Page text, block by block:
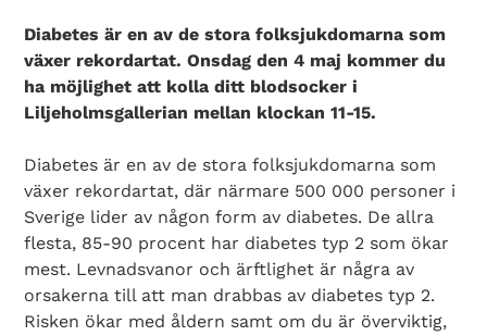
Diabetes är en av de stora folksjukdomarna som
växer rekordartat. Onsdag den 4 maj kommer du
ha möjlighet att kolla ditt blodsocker i
Liljeholmsgallerian mellan klockan 11-15.
Diabetes är en av de stora folksjukdomarna som
växer rekordartat, där närmare 500 000 personer i
Sverige lider av någon form av diabetes. De allra
flesta, 85-90 procent har diabetes typ 2 som ökar
mest. Levnadsvanor och ärftlighet är några av
orsakerna till att man drabbas av diabetes typ 2.
Risken ökar med åldern samt om du är överviktig,